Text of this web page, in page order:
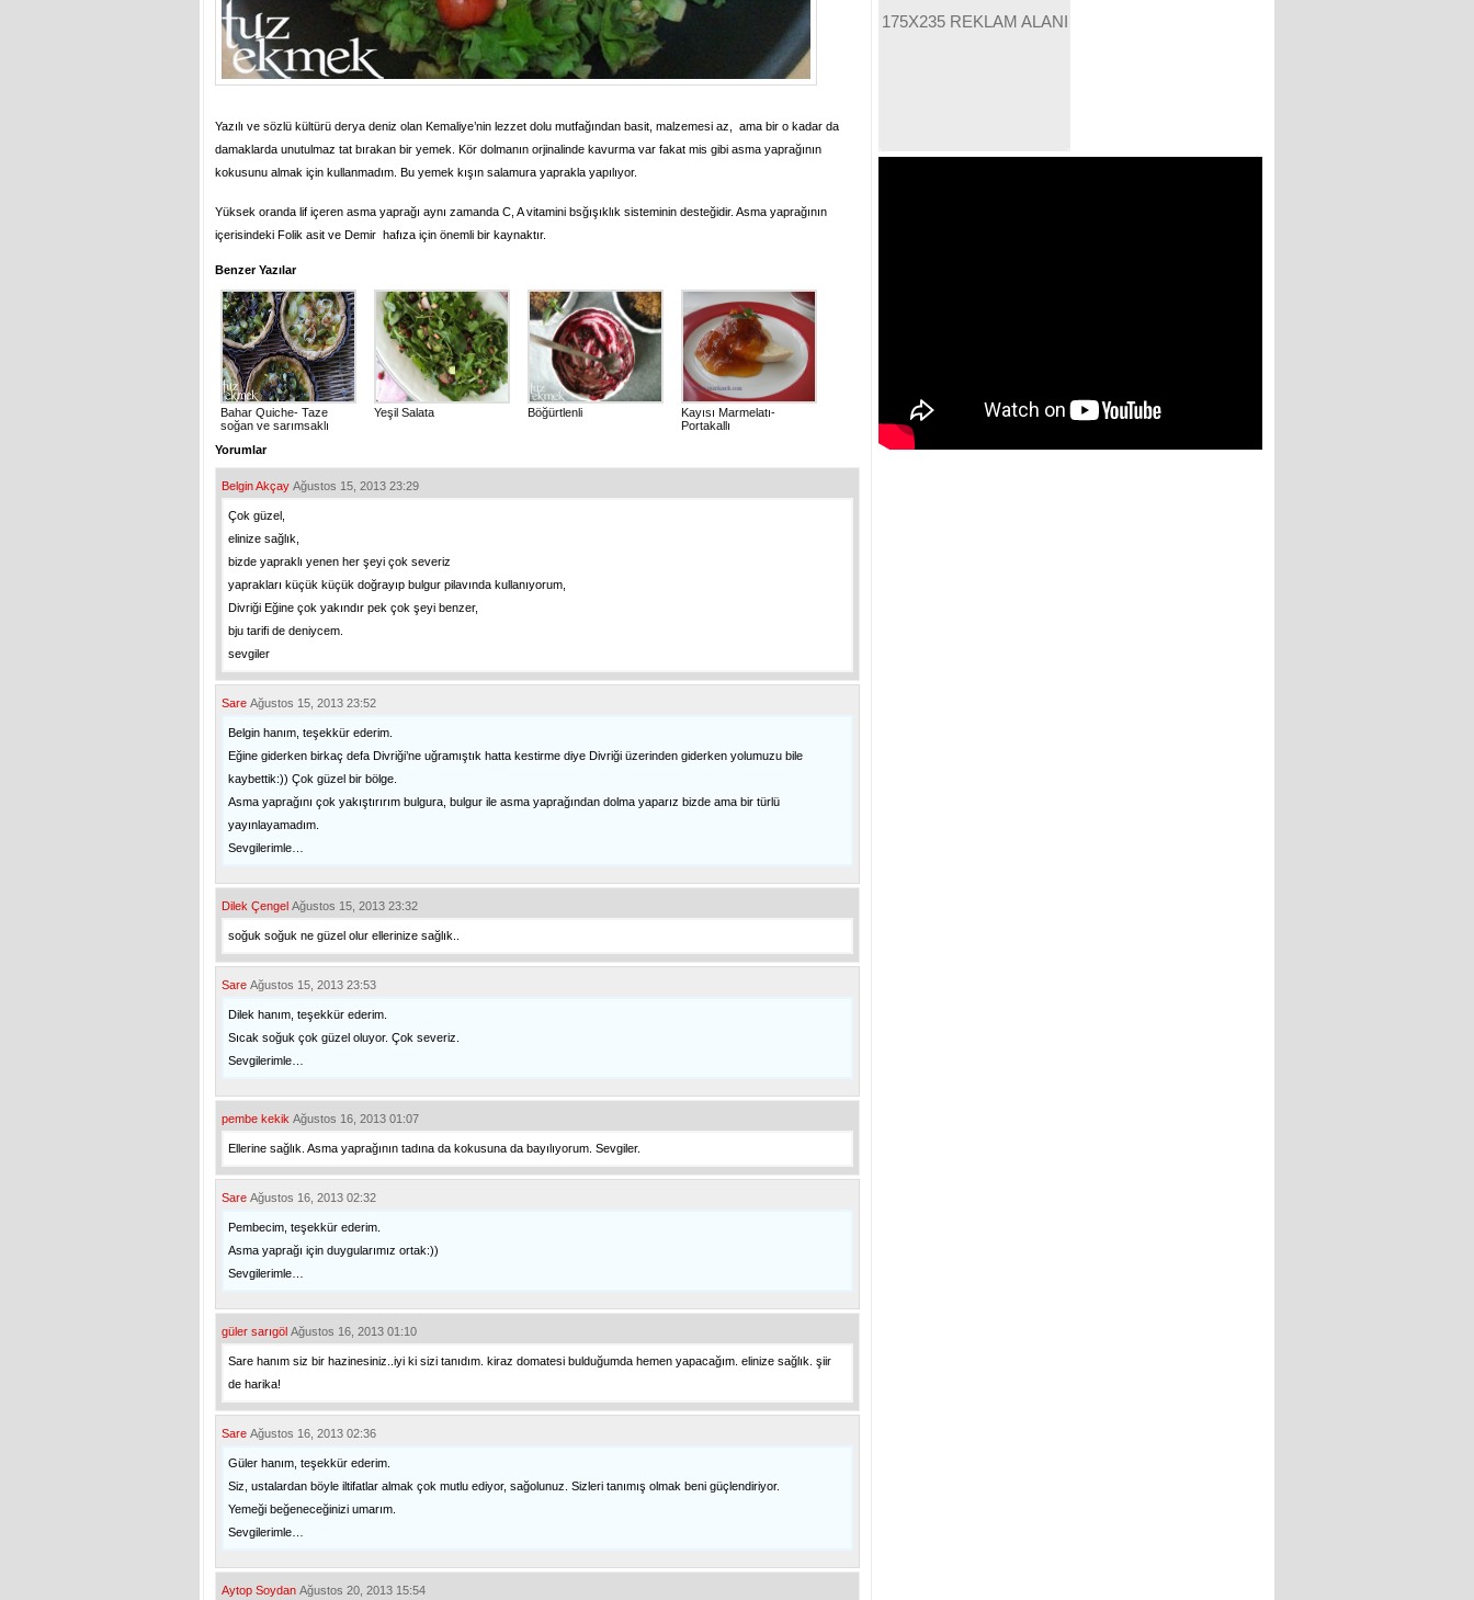
Yazılı ve sözlü kültürü derya deniz olan Kemaliye’nin lezzet dolu mutfağından basit, malzemesi az, ama bir o kadar da
damaklarda unutulmaz tat bırakan bir yemek. Kör dolmanın orjinalinde kavurma var fakat mis gibi asma yaprağının
kokusunu almak için kullanmadım. Bu yemek kışın salamura yaprakla yapılıyor.
Yüksek oranda lif içeren asma yaprağı aynı zamanda C, A vitamini bsğışıklık sisteminin desteğidir. Asma yaprağının
içerisindeki Folik asit ve Demir hafıza için önemli bir kaynaktır.
Benzer Yazılar
Bahar Quiche- Taze
soğan ve sarımsaklı
Yeşil Salata Böğürtlenli
Kayısı Marmelatı-
Portakallı
Yorumlar
Belgin Akçay Ağustos 15, 2013 23:29
Çok güzel,
elinize sağlık,
bizde yapraklı yenen her şeyi çok severiz
yaprakları küçük küçük doğrayıp bulgur pilavında kullanıyorum,
Divriği Eğine çok yakındır pek çok şeyi benzer,
bju tarifi de deniycem.
sevgiler
Sare Ağustos 15, 2013 23:52
Belgin hanım, teşekkür ederim.
Eğine giderken birkaç defa Divriği’ne uğramıştık hatta kestirme diye Divriği üzerinden giderken yolumuzu bile
kaybettik:)) Çok güzel bir bölge.
Asma yaprağını çok yakıştırırım bulgura, bulgur ile asma yaprağından dolma yaparız bizde ama bir türlü
yayınlayamadım.
Sevgilerimle…
Dilek Çengel Ağustos 15, 2013 23:32
soğuk soğuk ne güzel olur ellerinize sağlık..
Sare Ağustos 15, 2013 23:53
Dilek hanım, teşekkür ederim.
Sıcak soğuk çok güzel oluyor. Çok severiz.
Sevgilerimle…
pembe kekik Ağustos 16, 2013 01:07
Ellerine sağlık. Asma yaprağının tadına da kokusuna da bayılıyorum. Sevgiler.
Sare Ağustos 16, 2013 02:32
Pembecim, teşekkür ederim.
Asma yaprağı için duygularımız ortak:))
Sevgilerimle…
güler sarıgöl Ağustos 16, 2013 01:10
Sare hanım siz bir hazinesiniz..iyi ki sizi tanıdım. kiraz domatesi bulduğumda hemen yapacağım. elinize sağlık. şiir
de harika!
Sare Ağustos 16, 2013 02:36
Güler hanım, teşekkür ederim.
Siz, ustalardan böyle iltifatlar almak çok mutlu ediyor, sağolunuz. Sizleri tanımış olmak beni güçlendiriyor.
Yemeği beğeneceğinizi umarım.
Sevgilerimle…
Aytop Soydan Ağustos 20, 2013 15:54
175X235 REKLAM ALANI